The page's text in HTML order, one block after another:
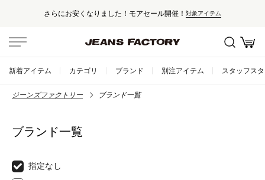
さらにお安くなりました！モアセール開催！ 対象アイテム
新着アイテム カテゴリ ブランド 別注アイテム スタッフス
ジーンズファクトリー ブランド一覧
ブランド一覧
指定なし